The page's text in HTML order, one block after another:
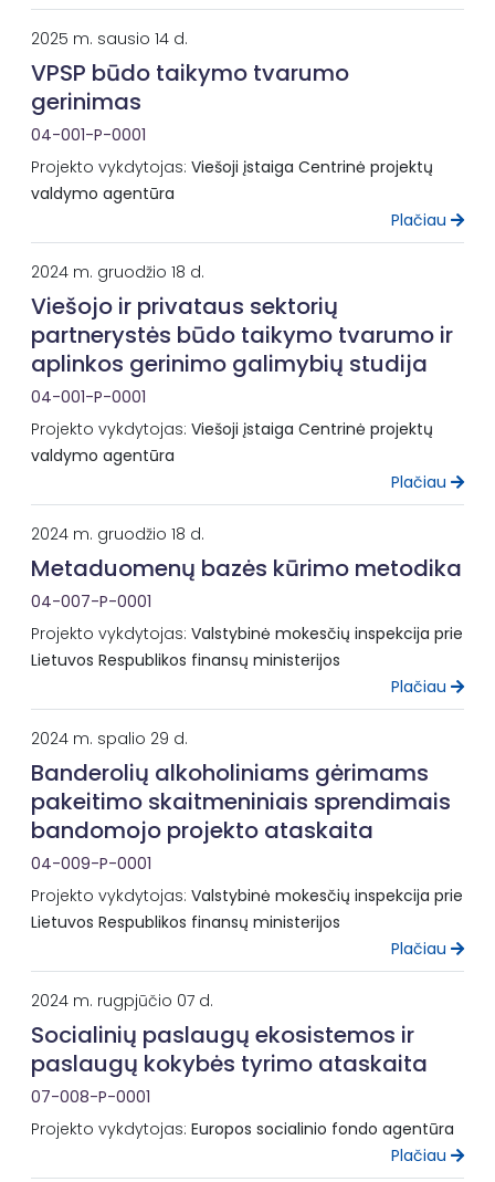
2025 m. sausio 14 d.
VPSP būdo taikymo tvarumo
gerinimas
04-001-P-0001
Projekto vykdytojas: Viešoji įstaiga Centrinė projektų
valdymo agentūra
Plačiau
2024 m. gruodžio 18 d.
Viešojo ir privataus sektorių
partnerystės būdo taikymo tvarumo ir
aplinkos gerinimo galimybių studija
04-001-P-0001
Projekto vykdytojas: Viešoji įstaiga Centrinė projektų
valdymo agentūra
Plačiau
2024 m. gruodžio 18 d.
Metaduomenų bazės kūrimo metodika
04-007-P-0001
Projekto vykdytojas: Valstybinė mokesčių inspekcija prie
Lietuvos Respublikos finansų ministerijos
Plačiau
2024 m. spalio 29 d.
Banderolių alkoholiniams gėrimams
pakeitimo skaitmeniniais sprendimais
bandomojo projekto ataskaita
04-009-P-0001
Projekto vykdytojas: Valstybinė mokesčių inspekcija prie
Lietuvos Respublikos finansų ministerijos
Plačiau
2024 m. rugpjūčio 07 d.
Socialinių paslaugų ekosistemos ir
paslaugų kokybės tyrimo ataskaita
07-008-P-0001
Projekto vykdytojas: Europos socialinio fondo agentūra
Plačiau